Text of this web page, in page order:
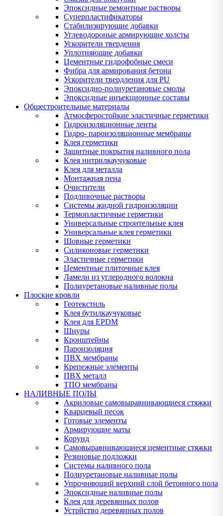
Эпоксидные ремонтные растворы
Суперпластификаторы
Стабилизирующие добавки
Углеводороные армирующие холсты
Ускорители твердения
Уплотняющие добавки
Цементные гидрофобные смеси
Фибра для армирования бетона
Ускорители твердления для PU
Эпоксидно-полиуретановые смолы
Эпоксидные инъекционные составы
Общестроительные материалы
Атмосферостойкие эластичные герметики
Гидроизоляционные ленты
Гидро- пароизоляционные мембраны
Клея герметики
Защитные покрытия наливного пола
Клея нитрилкаучуковые
Клея для металла
Монтажная пена
Очистители
Подливочные растворы
Системы жидной гидроизоляции
Термопластичные герметики
Универсальные строительные клея
Универсальные клея герметики
Шовные герметики
Силиконовые герметики
Эластичные герметики
Цементные плиточные клея
Ламели из углеродного волокна
Полиуретановые наливные полы
Плоские кровли
Геотекстиль
Клея бутилкаучуковые
Клея для EPDM
Шнуры
Кронштейны
Пароизоляция
ПВХ мембраны
Крепежные элементы
ПВХ металл
ТПО мембраны
НАЛИВНЫЕ ПОЛЫ
Акриловые самовыравнивающиеся стяжки
Кварцевый песок
Готовые элементы
Армирующие маты
Корунд
Самовыравнивающиеся цементные стяжки
Резиновые подложки
Системы наливного пола
Полиуретановые наливные полы
Упрочняющий верхний слой бетонного пола
Эпоксидные наливные полы
Клея для деревянных полов
Устрйство деревянных полов